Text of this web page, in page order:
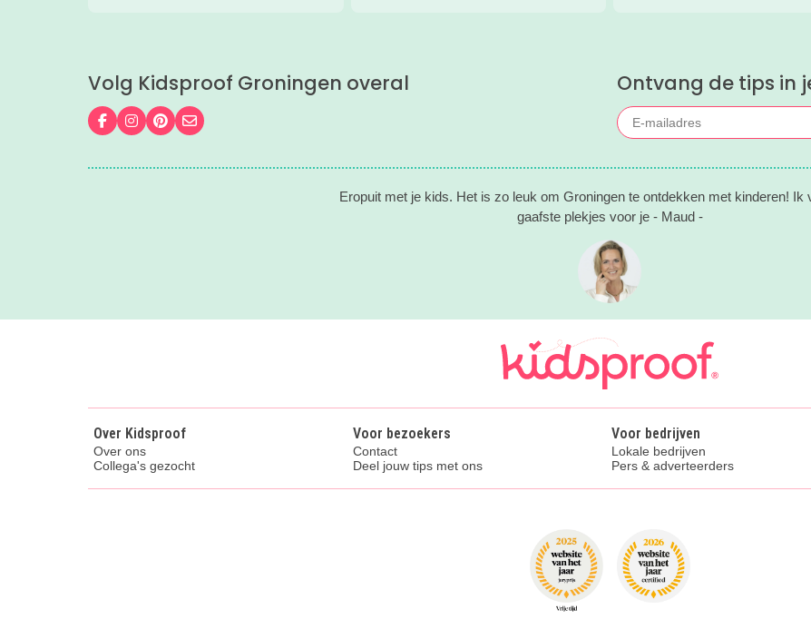
Volg Kidsproof Groningen overal
Volg ons op Facebook
Volg ons op Instagram
Volg ons op Pinterest
Mail ons
Ontvang de tips in
Eropuit met je kids. Het is zo leuk om Groningen te ontdekken met kinderen! Ik
gaafste plekjes voor je - Maud -
Over Kidsproof
Over ons
Collega's gezocht
Voor bezoekers
Contact
Deel jouw tips met ons
Voor bedrijven
Lokale bedrijven
Pers & adverteerders